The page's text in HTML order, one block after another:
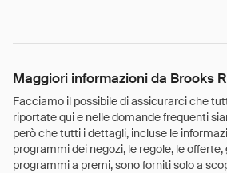
Maggiori informazioni da Brooks
Facciamo il possibile di assicurarci che
riportate qui e nelle domande frequenti
però che tutti i dettagli, incluse le
programmi dei negozi, le regole, le
programmi a premi, sono forniti solo a